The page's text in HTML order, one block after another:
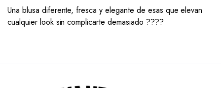
Una blusa diferente, fresca y elegante de esas que elevan
cualquier look sin complicarte demasiado ????